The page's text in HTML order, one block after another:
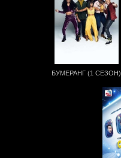
БУМЕРАНГ (1 СЕЗОН)